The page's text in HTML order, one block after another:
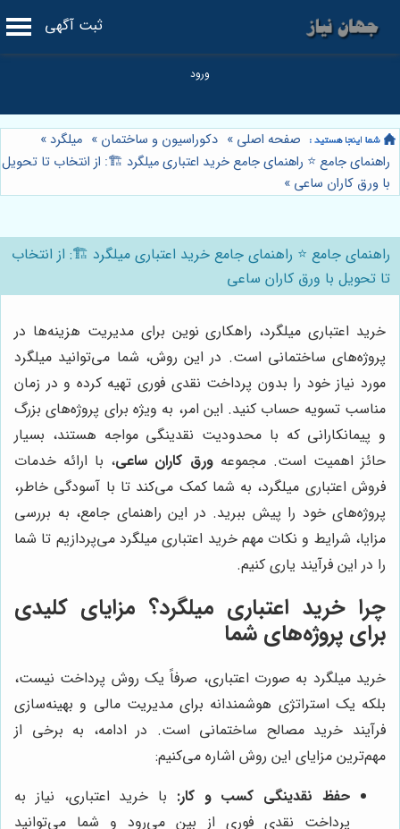
ثبت آگهی
صفحه اصلی » دکوراسیون و ساختمان » میلگرد »
راهنمای جامع ⭐️ راهنمای جامع خرید اعتباری میلگرد 🏗️: از انتخاب تا تحویل
با ورق کاران ساعی »
راهنمای جامع ⭐️ راهنمای جامع خرید اعتباری میلگرد 🏗️: از انتخاب
تا تحویل با ورق کاران ساعی
خرید اعتباری میلگرد، راهکاری نوین برای مدیریت هزینه‌ها در
پروژه‌های ساختمانی است. در این روش، شما می‌توانید میلگرد
مورد نیاز خود را بدون پرداخت نقدی فوری تهیه کرده و در زمان
مناسب تسویه حساب کنید. این امر، به ویژه برای پروژه‌های بزرگ
و پیمانکارانی که با محدودیت نقدینگی مواجه هستند، بسیار
حائز اهمیت است. مجموعهورق کاران ساعی، با ارائه خدمات
فروش اعتباری میلگرد، به شما کمک می‌کند تا با آسودگی خاطر،
پروژه‌های خود را پیش ببرید. در این راهنمای جامع، به بررسی
مزایا، شرایط و نکات مهم خرید اعتباری میلگرد می‌پردازیم تا شما
را در این فرآیند یاری کنیم.
چرا خرید اعتباری میلگرد؟ مزایای کلیدی
برای پروژه‌های شما
خرید میلگرد به صورت اعتباری، صرفاً یک روش پرداخت نیست،
بلکه یک استراتژی هوشمندانه برای مدیریت مالی و بهینه‌سازی
فرآیند خرید مصالح ساختمانی است. در ادامه، به برخی از
مهم‌ترین مزایای این روش اشاره می‌کنیم:
حفظ نقدینگی کسب و کار: با خرید اعتباری، نیاز به
پرداخت نقدی فوری از بین می‌رود و شما می‌توانید